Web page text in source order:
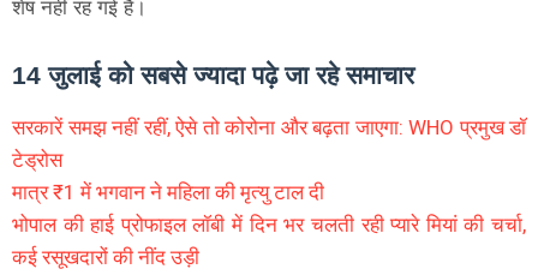
शेष नहीं रह गई है।
14 जुलाई को सबसे ज्यादा पढ़े जा रहे समाचार
सरकारें समझ नहीं रहीं, ऐसे तो कोरोना और बढ़ता जाएगा: WHO प्रमुख डॉ
टेड्रोस
मात्र ₹1 में भगवान ने महिला की मृत्यु टाल दी
भोपाल की हाई प्रोफाइल लॉबी में दिन भर चलती रही प्यारे मियां की चर्चा,
कई रसूखदारों की नींद उड़ी